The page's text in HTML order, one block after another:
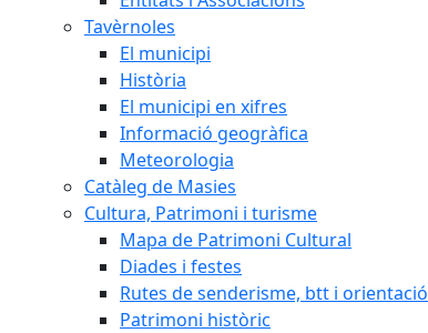
Tavèrnoles
El municipi
Història
El municipi en xifres
Informació geogràfica
Meteorologia
Catàleg de Masies
Cultura, Patrimoni i turisme
Mapa de Patrimoni Cultural
Diades i festes
Rutes de senderisme, btt i orientació
Patrimoni històric